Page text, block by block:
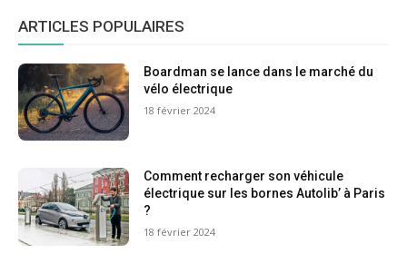
ARTICLES POPULAIRES
Boardman se lance dans le marché du
vélo électrique
18 février 2024
Comment recharger son véhicule
électrique sur les bornes Autolib’ à Paris
?
18 février 2024